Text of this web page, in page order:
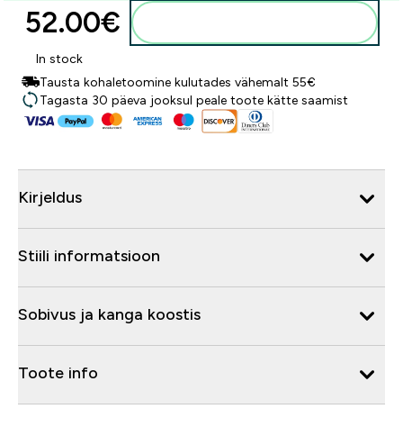
52.00€‎
In stock
Tausta kohaletoomine kulutades vähemalt 55€
Tagasta 30 päeva jooksul peale toote kätte saamist
Kirjeldus
Stiili informatsioon
Sobivus ja kanga koostis
Toote info